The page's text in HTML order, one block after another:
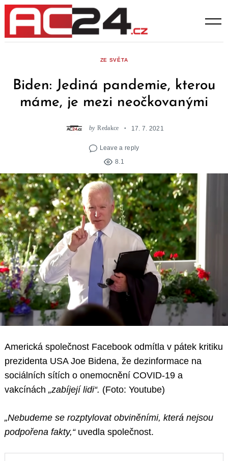
Skip
content
ZE SVĚTA
Biden: Jediná pandemie, kterou
máme, je mezi neočkovanými
by Redakce 17. 7. 2021
Leave a reply
8.1
Americká společnost Facebook odmítla v pátek kritiku
prezidenta USA Joe Bidena, že dezinformace na
sociálních sítích o onemocnění COVID-19 a
vakcínách „zabíjejí lidi“. (Foto: Youtube)
„Nebudeme se rozptylovat obviněními, která nejsou
podpořena fakty,“uvedla společnost.